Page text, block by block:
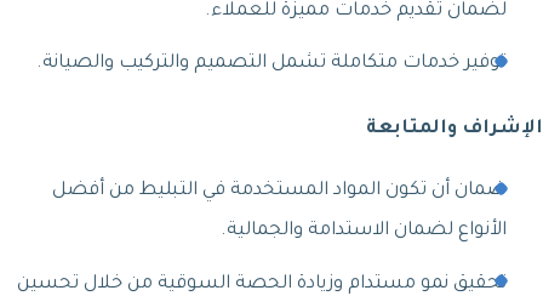
لضمان تقديم خدمات مميزة للعملاء.
توفير خدمات متكاملة تشمل التصميم والتركيب والصيانة.
الإشراف والمتابعة
ضمان أن تكون المواد المستخدمة في التبليط من أفضل
الأنواع لضمان الاستدامة والجمالية.
تحقيق نمو مستدام وزيادة الحصة السوقية من خلال تحسين